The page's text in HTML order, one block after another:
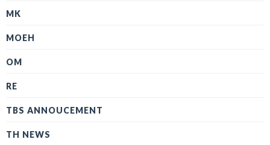
MK
MOEH
OM
RE
TBS ANNOUCEMENT
TH NEWS